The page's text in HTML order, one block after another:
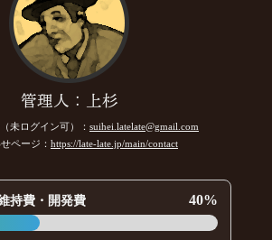
管理人：上杉
未ログイン可）： suihei.latelate@gmail.com
ページ： https://late-late.jp/main/contact
持費・開発費 40%